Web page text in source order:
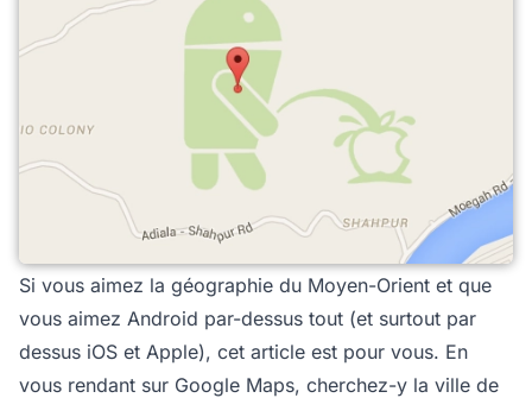
Si vous aimez la géographie du Moyen-Orient et que
vous aimez Android par-dessus tout (et surtout par
dessus iOS et Apple), cet article est pour vous. En
vous rendant sur Google Maps, cherchez-y la ville de